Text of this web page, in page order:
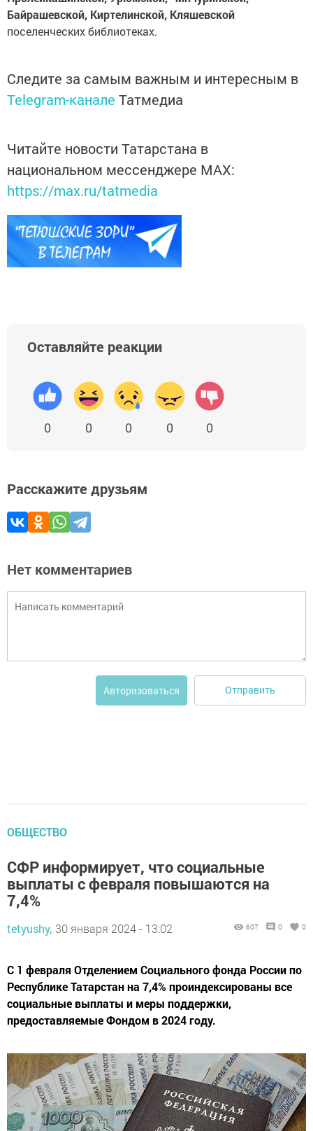
Байрашевской, Киртелинской, Кляшевской
поселенческих библиотеках.
Следите за самым важным и интересным в
Telegram-канале Татмедиа
Читайте новости Татарстана в
национальном мессенджере MАХ:
https://max.ru/tatmedia
Оставляйте реакции
0 0 0 0 0
Расскажите друзьям
Нет комментариев
Авторизоваться Отправить
ОБЩЕСТВО
СФР информирует, что социальные
выплаты с февраля повышаются на
7,4%
tetyushy, 30 января 2024 - 13:02 607 0 0
С 1 февраля Отделением Социального фонда России по
Республике Татарстан на 7,4% проиндексированы все
социальные выплаты и меры поддержки,
предоставляемые Фондом в 2024 году.